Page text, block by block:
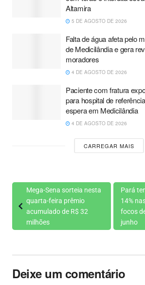
Altamira
5 DE AGOSTO DE 2026
Falta de água afeta pelo
de Medicilândia e gera
moradores
4 DE AGOSTO DE 2026
Paciente com fratura
para hospital de
espera em Medicilândia
4 DE AGOSTO DE 2026
CARREGAR MAIS
Mega-Sena sorteia nesta
quarta-feira prêmio
acumulado de R$ 32
milhões
Pará
14%
focos
junho
Deixe um comentário